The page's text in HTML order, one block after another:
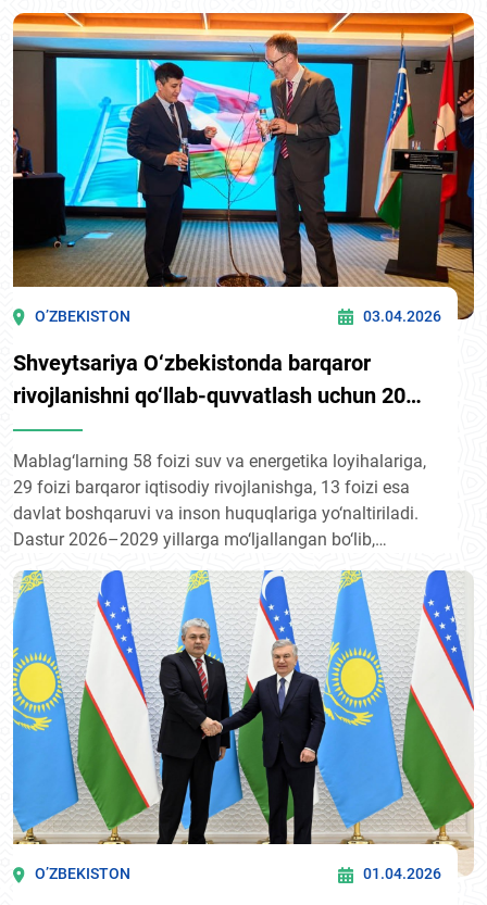
O’ZBEKISTON 03.04.2026
Shveytsariya O‘zbekistonda barqaror
rivojlanishni qo‘llab-quvvatlash uchun 20
mln. dollardan ortiq grant ajratadi
Mablag‘larning 58 foizi suv va energetika loyihalariga,
29 foizi barqaror iqtisodiy rivojlanishga, 13 foizi esa
davlat boshqaruvi va inson huquqlariga yo‘naltiriladi.
Dastur 2026–2029 yillarga mo‘ljallangan bo‘lib,
Shveytsariyaning Markaziy Osiyo bo‘yicha mintaqaviy
strategiyasining bir qismi sifatida iqlim, energetika va
fuqarolik jamiyatini rivojlantirish tashabbuslarini o‘z
ichiga oladi.
O’ZBEKISTON 01.04.2026